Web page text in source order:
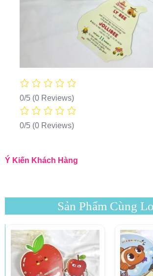
0/5 (0 Reviews)
0/5 (0 Reviews)
Ý Kiến Khách Hàng
Sản Phẩm Cùng